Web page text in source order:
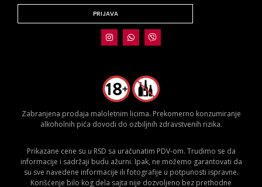
PRIJAVA
Zabranjena prodaja maloletnim licima. Prekomerno konzumiranje
alkoholnih pića dovodi do ozbiljnih zdravstvenih rizika.
Prikazane cene su u RSD sa uračunatim PDV-om. Trudimo se da
informacije i sadržaji budu ažurni. Ipak, ne možemo garantovati da
su sve navedene informacije ili fotografije u potpunosti ispravne.
Korišćenje bilo kog dela sajta nije dozvoljeno bez prethodne